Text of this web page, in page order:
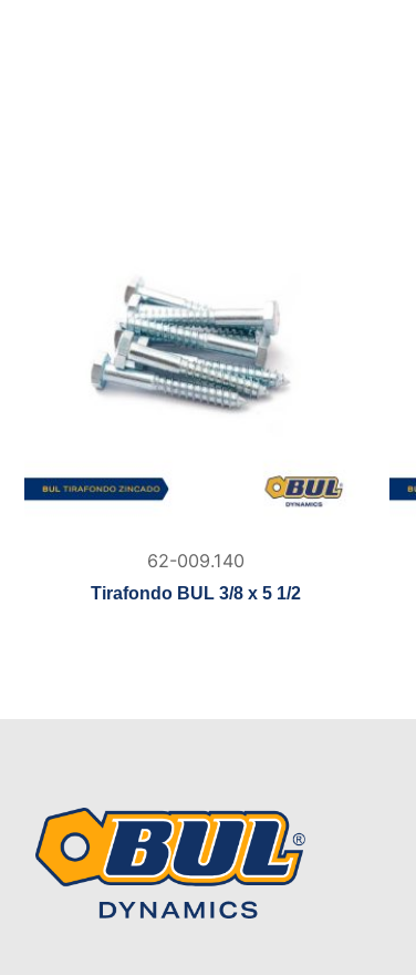
62-009.140
Tirafondo BUL 3/8 x 5 1/2